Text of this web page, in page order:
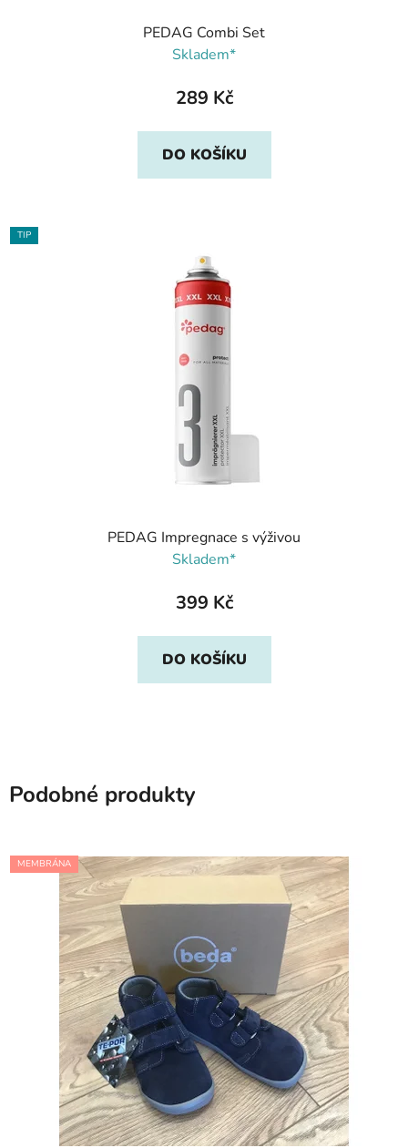
PEDAG Combi Set
Skladem*
289 Kč
DO KOŠÍKU
TIP
PEDAG Impregnace s výživou
Skladem*
399 Kč
DO KOŠÍKU
Podobné produkty
MEMBRÁNA